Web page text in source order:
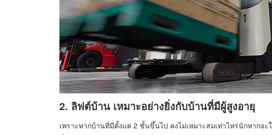
2. ลิฟต์บ้าน เหมาะอย่างยิ่งกับบ้านที่มีผู้สูงอายุ
เพราะหากบ้านที่มีตั้งแต่ 2 ชั้นขึ้นไป คงไม่เหมาะสมเท่าไหร่นักหากจ